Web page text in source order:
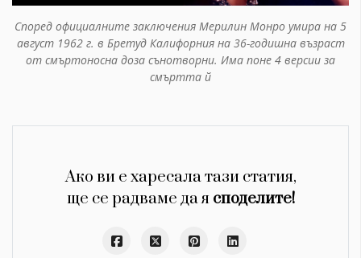
Според официалните заключения Мерилин Монро умира на 5
август 1962 г. в Бретуд Калифорния на 36-годишна възраст
от смъртоносна доза сънотворни. Има поне 4 версии за
смъртта й
Ако ви е харесала тази статия,
ще се радваме да я споделите!